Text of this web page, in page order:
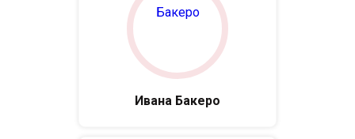
Ивана Бакеро